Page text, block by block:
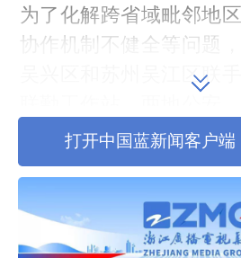
为了化解跨省域毗邻地
协作机制不健全等问题
吴兴区和苏州吴江区联
执法人员常态化入驻，
定等都可以跨省域互认。
打开中国蓝新闻客户端